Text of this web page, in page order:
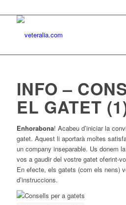
INFO –
EL GATET
Enhorabona! Acabeu d’iniciar la
gatet. Aquest li aportarà moltes
un company inseparable. Us donem
vos a gaudir del vostre gatet oferint-
En efecte, els gatets (com els nens)
d’instruccions.